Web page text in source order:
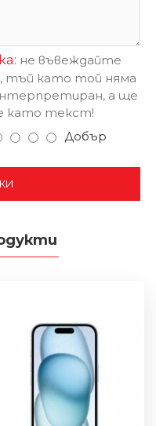
не въвеждайте
тъй като той няма
а ще
като текст!
Добър